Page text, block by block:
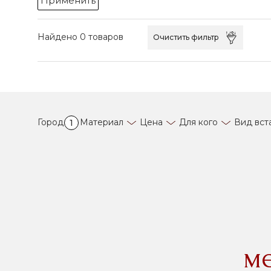
Найдено 0 товаров Очистить фильтр
Город 1 Материал Цена Для кого Вид